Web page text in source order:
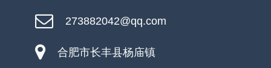
273882042@qq.com
合肥市长丰县杨庙镇